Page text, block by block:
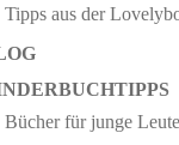
Tipps aus der
Bücher für junge Leute